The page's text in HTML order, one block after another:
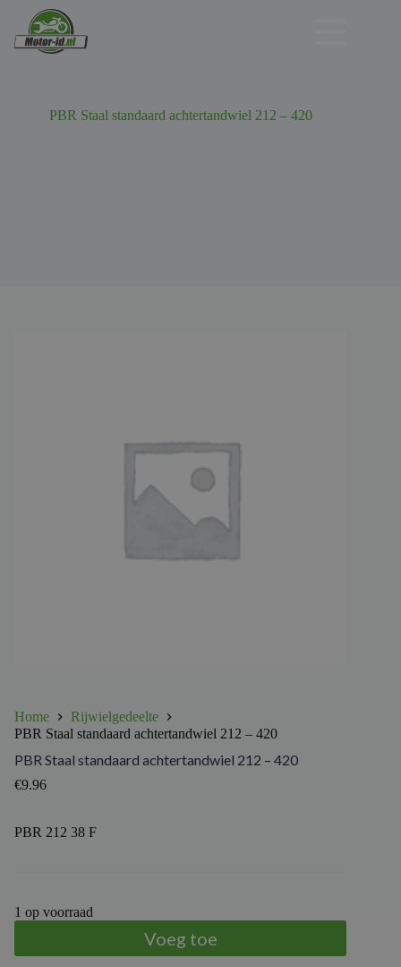
PBR Staal standaard achtertandwiel 212 – 420
Home
Rijwielgedeelte
PBR Staal standaard achtertandwiel 212 – 420
PBR Staal standaard achtertandwiel 212 – 420
€9.96
PBR 212 38 F
1 op voorraad
Voeg toe